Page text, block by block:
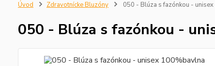
Úvod Zdravotnícke Bluzóny 050 - Blúza s fazónkou -
050 - Blúza s fazónkou -